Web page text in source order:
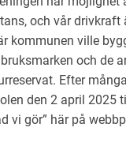
och vår
kommunen ville
och de
Efter
den 2 april 2025
vi gör” här på